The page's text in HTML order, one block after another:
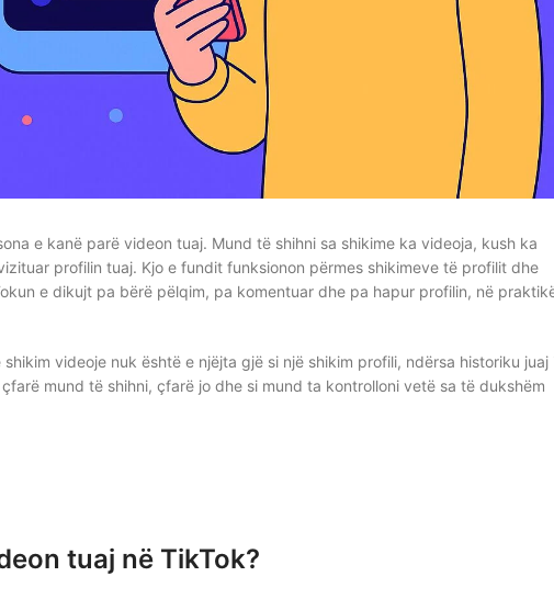
e kanë parë videon tuaj. Mund të shihni sa shikime ka videoja, kush ka
profilin tuaj. Kjo e fundit funksionon përmes shikimeve të profilit dhe
e dikujt pa bërë pëlqim, pa komentuar dhe pa hapur profilin, në
videoje nuk është e njëjta gjë si një shikim profili, ndërsa historiku juaj
mund të shihni, çfarë jo dhe si mund ta kontrolloni vetë sa të dukshëm
tuaj në TikTok?